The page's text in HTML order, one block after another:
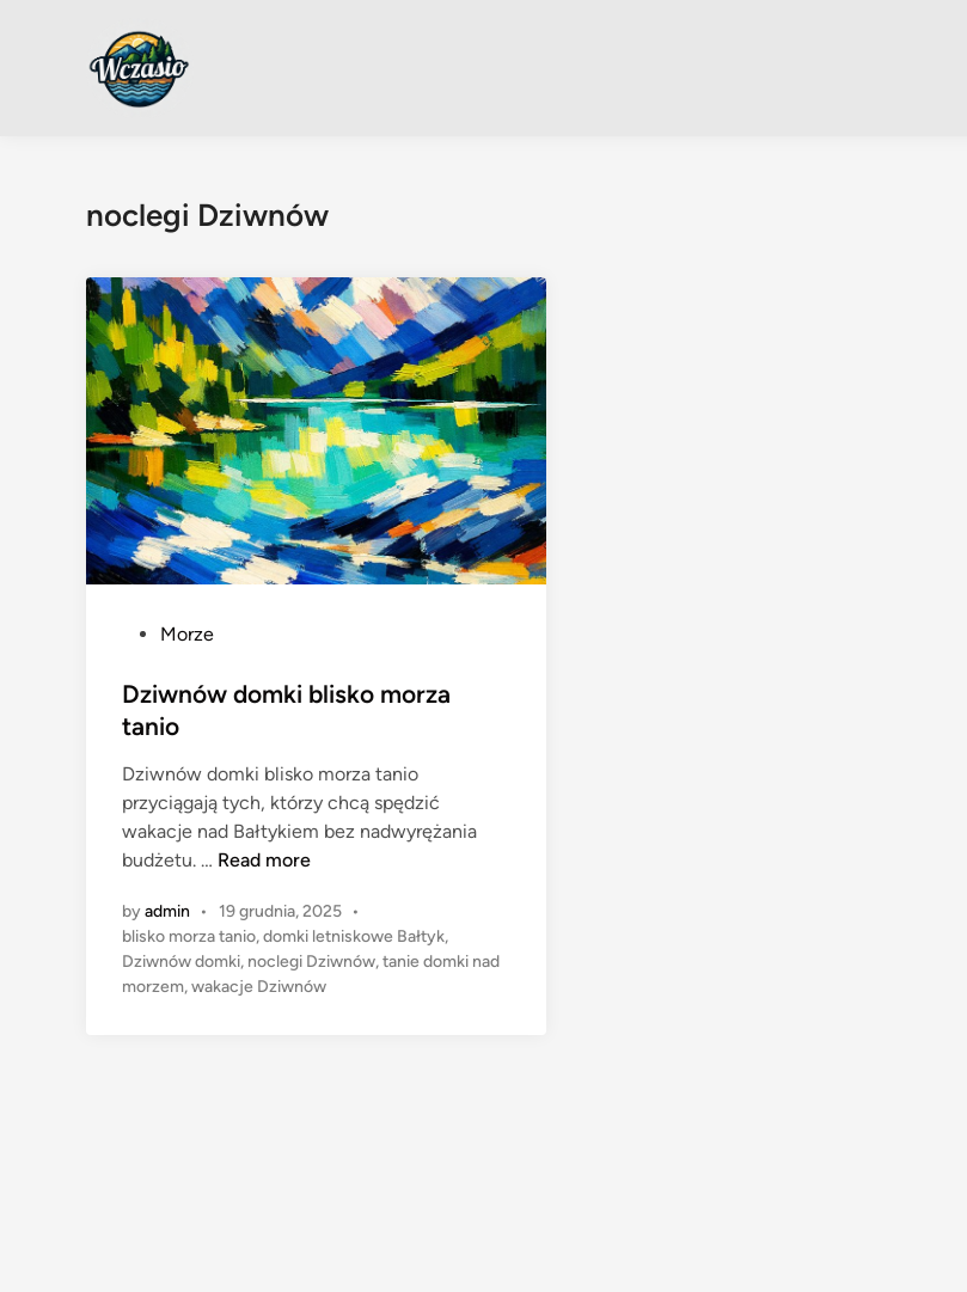
noclegi Dziwnów
s
t
d
i
n
Morze
Dziwnów domki blisko morza
tanio
Dziwnów domki blisko morza tanio
przyciągają tych, którzy chcą spędzić
wakacje nad Bałtykiem bez nadwyrężania
budżetu. … D
i
w
n
Read more
byadmin • 19 grudnia, 2025
•
blisko morza tanio,domki letniskowe Bałtyk,
Dziwnów domki, noclegi Dziwnów,tanie domki nad
morzem,wakacje Dziwnów